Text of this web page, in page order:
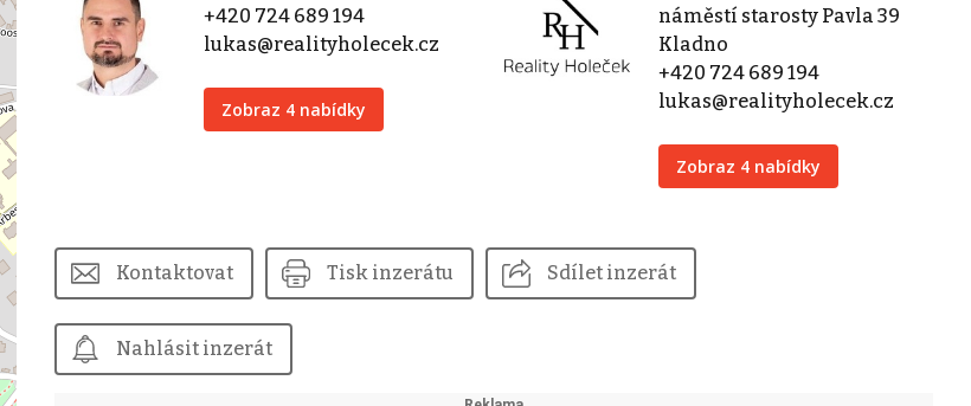
+420 724 689 194
lukas@realityholecek.cz
Zobraz 4 nabídky
náměstí starosty Pavla 39
Kladno
+420 724 689 194
lukas@realityholecek.cz
Zobraz 4 nabídky
Kontaktovat Tisk inzerátu Sdílet inzerát
Nahlásit inzerát